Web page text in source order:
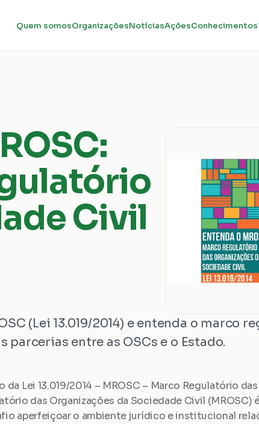
Quem somosOrganizaçõesNotíciasAçõesConhecimentos
Civil
(Lei 13.019/2014) e entenda o marco
parcerias entre as OSCs e o Estado.
Lei 13.019/2014 – MROSC – Marco Regulatório
das Organizações da Sociedade Civil (MROSC)
aperfeiçoar o ambiente jurídico e institucional